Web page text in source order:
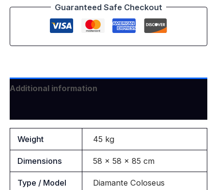
Guaranteed Safe Checkout
Additional information
Weight 45 kg
Dimensions 58 × 58 × 85 cm
Type / Model Diamante Coloseus